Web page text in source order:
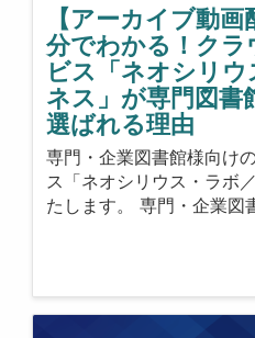
【アーカイブ動
分でわかる！クラ
ビス「ネオシリ
ネス」が専門図書
選ばれる理由
専門・企業図書館様向け
ス「ネオシリウス・ラボ
たします。 専門・企業図